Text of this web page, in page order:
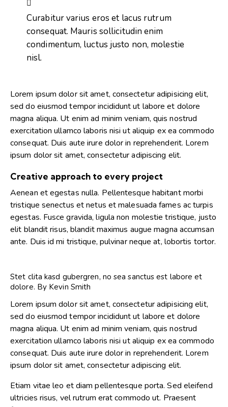
Curabitur varius eros et lacus rutrum
consequat. Mauris sollicitudin enim
condimentum, luctus justo non, molestie
nisl.
Lorem ipsum dolor sit amet, consectetur adipisicing elit,
sed do eiusmod tempor incididunt ut labore et dolore
magna aliqua. Ut enim ad minim veniam, quis nostrud
exercitation ullamco laboris nisi ut aliquip ex ea commodo
consequat. Duis aute irure dolor in reprehenderit. Lorem
ipsum dolor sit amet, consectetur adipiscing elit.
Creative approach to every project
Aenean et egestas nulla. Pellentesque habitant morbi
tristique senectus et netus et malesuada fames ac turpis
egestas. Fusce gravida, ligula non molestie tristique, justo
elit blandit risus, blandit maximus augue magna accumsan
ante. Duis id mi tristique, pulvinar neque at, lobortis tortor.
Stet clita kasd gubergren, no sea sanctus est labore et
dolore. By Kevin Smith
Lorem ipsum dolor sit amet, consectetur adipisicing elit,
sed do eiusmod tempor incididunt ut labore et dolore
magna aliqua. Ut enim ad minim veniam, quis nostrud
exercitation ullamco laboris nisi ut aliquip ex ea commodo
consequat. Duis aute irure dolor in reprehenderit. Lorem
ipsum dolor sit amet, consectetur adipiscing elit.
Etiam vitae leo et diam pellentesque porta. Sed eleifend
ultricies risus, vel rutrum erat commodo ut. Praesent